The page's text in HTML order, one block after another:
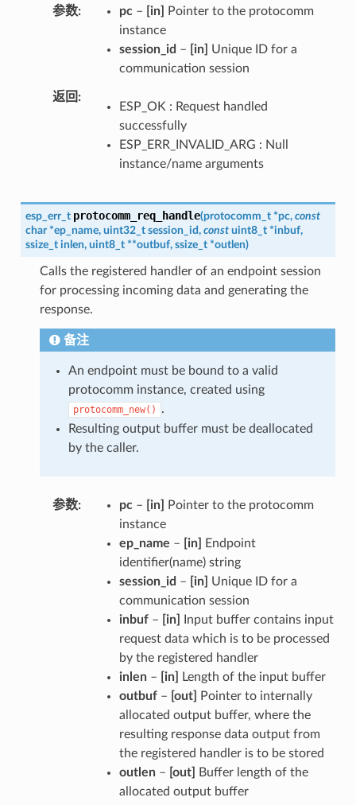
参数 pc– [in]
Pointer to the protocomm
instance
session_id – [in]
Unique ID for a
communication session
返回
ESP_OK : Request handled
successfully
ESP_ERR_INVALID_ARG : Null
instance/name arguments
esp_err_t protocomm_req_handle(protocomm_t *pc, const
char *ep_name, uint32_t session_id, const uint8_t *inbuf,
ssize_t inlen, uint8_t **outbuf, ssize_t *outlen)
Calls the registered handler of an endpoint session
for processing incoming data and generating the
response.
备注
An endpoint must be bound to a valid
protocomm instance, created using
protocomm_new()
.
Resulting output buffer must be deallocated
by the caller.
参数 pc– [in]
Pointer to the protocomm
instance
ep_name – [in]
Endpoint
identifier(name) string
session_id – [in]
Unique ID for a
communication session
inbuf– [in]
Input buffer contains input
request data which is to be processed
by the registered handler
inlen– [in]
Length of the input buffer
outbuf– [out]
Pointer to internally
allocated output buffer, where the
resulting response data output from
the registered handler is to be stored
outlen– [out]
Buffer length of the
allocated output buffer